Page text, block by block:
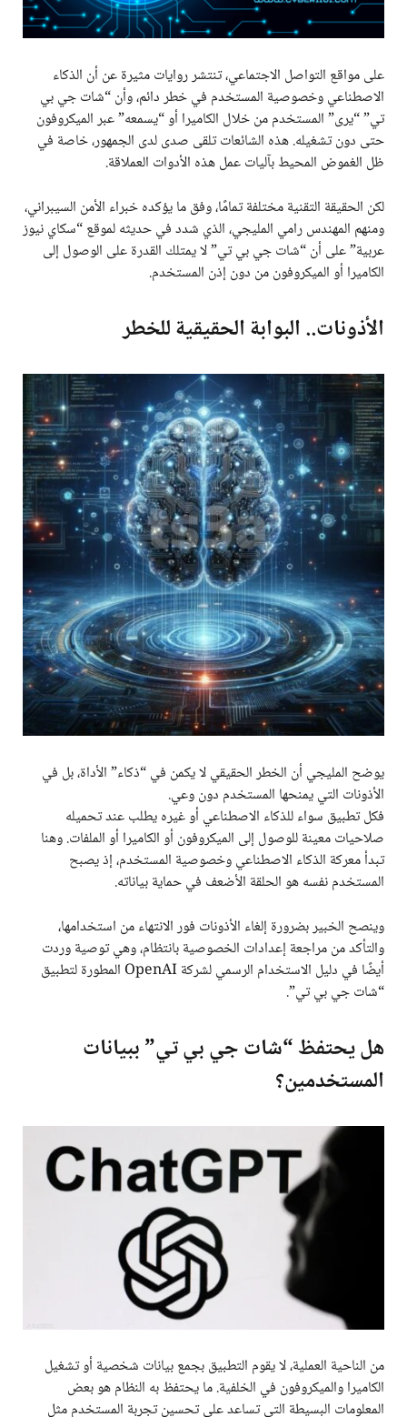
على مواقع التواصل الاجتماعي، تنتشر روايات مثيرة عن أن الذكاء
الاصطناعي وخصوصية المستخدم في خطر دائم، وأن “شات جي بي
تي” “يرى” المستخدم من خلال الكاميرا أو “يسمعه” عبر الميكروفون
حتى دون تشغيله. هذه الشائعات تلقى صدى لدى الجمهور، خاصة في
ظل الغموض المحيط بآليات عمل هذه الأدوات العملاقة.
لكن الحقيقة التقنية مختلفة تمامًا، وفق ما يؤكده خبراء الأمن السيبراني،
ومنهم المهندس رامي المليجي، الذي شدد في حديثه لموقع “سكاي نيوز
عربية” على أن “شات جي بي تي” لا يمتلك القدرة على الوصول إلى
الكاميرا أو الميكروفون من دون إذن المستخدم.
الأذونات.. البوابة الحقيقية للخطر
يوضح المليجي أن الخطر الحقيقي لا يكمن في “ذكاء” الأداة، بل في
الأذونات التي يمنحها المستخدم دون وعي.
فكل تطبيق سواء للذكاء الاصطناعي أو غيره يطلب عند تحميله
صلاحيات معينة للوصول إلى الميكروفون أو الكاميرا أو الملفات. وهنا
تبدأ معركة الذكاء الاصطناعي وخصوصية المستخدم، إذ يصبح
المستخدم نفسه هو الحلقة الأضعف في حماية بياناته.
وينصح الخبير بضرورة إلغاء الأذونات فور الانتهاء من استخدامها،
والتأكد من مراجعة إعدادات الخصوصية بانتظام، وهي توصية وردت
أيضًا في دليل الاستخدام الرسمي لشركة OpenAI المطورة لتطبيق
“شات جي بي تي”.
هل يحتفظ “شات جي بي تي” ببيانات
المستخدمين؟
من الناحية العملية، لا يقوم التطبيق بجمع بيانات شخصية أو تشغيل
الكاميرا والميكروفون في الخلفية. ما يحتفظ به النظام هو بعض
المعلومات البسيطة التي تساعد على تحسين تجربة المستخدم مثل